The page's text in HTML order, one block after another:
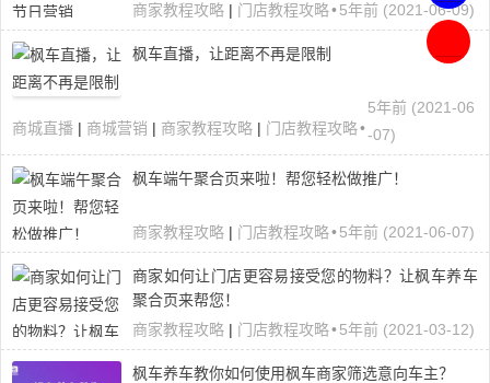
商家教程攻略 | 门店教程攻略•5年前 (2021-06-09)
枫车直播，让距离不再是限制
商城直播 | 商城营销 | 商家教程攻略 | 门店教程攻略•
5年前 (2021-06
-07)
枫车端午聚合页来啦！帮您轻松做推广！
商家教程攻略 | 门店教程攻略•5年前 (2021-06-07)
商家如何让门店更容易接受您的物料？让枫车养车
聚合页来帮您！
商家教程攻略 | 门店教程攻略•5年前 (2021-03-12)
枫车养车教你如何使用枫车商家筛选意向车主？
系
服
请
通